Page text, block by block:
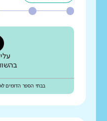
בבתי הספר הדומים